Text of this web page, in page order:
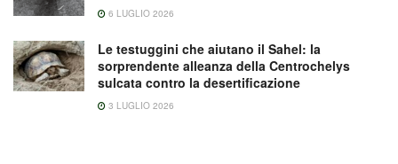
6 LUGLIO 2026
Le testuggini che aiutano il Sahel: la
sorprendente alleanza della Centrochelys
sulcata contro la desertificazione
3 LUGLIO 2026